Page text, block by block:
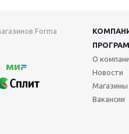
Forma
О
Новости
Магазины
Вакансии